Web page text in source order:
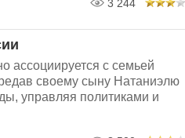
3 244
ассоциируется с семьей
своему сыну Натаниэлю
управляя политиками и